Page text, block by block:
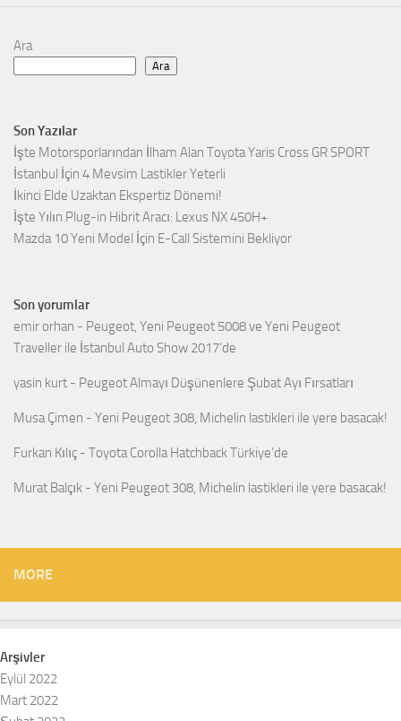
Ara
Ara
Son Yazılar
İşte Motorsporlarından İlham Alan Toyota Yaris Cross GR SPORT
İstanbul İçin 4 Mevsim Lastikler Yeterli
İkinci Elde Uzaktan Ekspertiz Dönemi!
İşte Yılın Plug-in Hibrit Aracı: Lexus NX 450H+
Mazda 10 Yeni Model İçin E-Call Sistemini Bekliyor
Son yorumlar
emir orhan - Peugeot, Yeni Peugeot 5008 ve Yeni Peugeot
Traveller ile İstanbul Auto Show 2017’de
yasin kurt - Peugeot Almayı Düşünenlere Şubat Ayı Fırsatları
Musa Çimen - Yeni Peugeot 308, Michelin lastikleri ile yere basacak!
Furkan Kılıç - Toyota Corolla Hatchback Türkiye’de
Murat Balçık - Yeni Peugeot 308, Michelin lastikleri ile yere basacak!
MORE
Arşivler
Eylül 2022
Mart 2022